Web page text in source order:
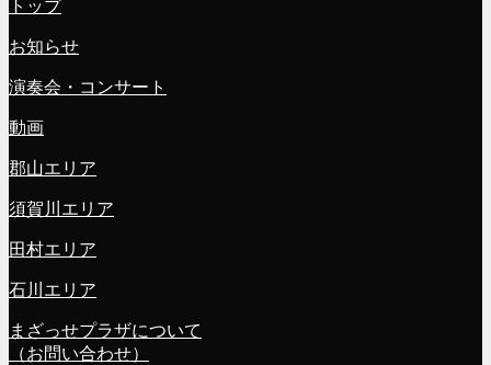
トップ
お知らせ
演奏会・コンサート
動画
郡山エリア
須賀川エリア
田村エリア
石川エリア
まざっせプラザについて
（お問い合わせ）